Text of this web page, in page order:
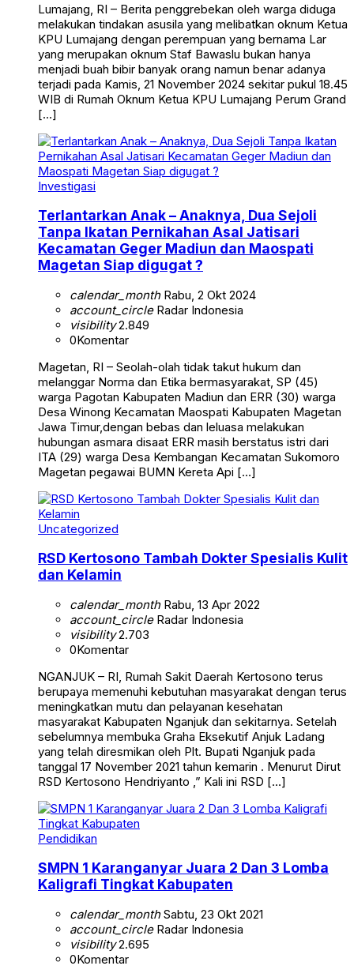
Lumajang, RI – Berita penggrebekan oleh warga diduga
melakukan tindakan asusila yang melibatkan oknum Ketua
KPU Lumajang dengan perempuan yang bernama Lar
yang merupakan oknum Staf Bawaslu bukan hanya
menjadi buah bibir banyak orang namun benar adanya
terjadi pada Kamis, 21 November 2024 sekitar pukul 18.45
WIB di Rumah Oknum Ketua KPU Lumajang Perum Grand
[…]
Investigasi
Terlantarkan Anak – Anaknya, Dua Sejoli
Tanpa Ikatan Pernikahan Asal Jatisari
Kecamatan Geger Madiun dan Maospati
Magetan Siap digugat ?
calendar_monthRabu, 2 Okt 2024
account_circleRadar Indonesia
visibility2.849
0Komentar
Magetan, RI – Seolah-olah tidak takut hukum dan
melanggar Norma dan Etika bermasyarakat, SP (45)
warga Pagotan Kabupaten Madiun dan ERR (30) warga
Desa Winong Kecamatan Maospati Kabupaten Magetan
Jawa Timur,dengan bebas dan leluasa melakukan
hubungan asmara disaat ERR masih berstatus istri dari
ITA (29) warga Desa Kembangan Kecamatan Sukomoro
Magetan pegawai BUMN Kereta Api […]
Uncategorized
RSD Kertosono Tambah Dokter Spesialis Kulit
dan Kelamin
calendar_monthRabu, 13 Apr 2022
account_circleRadar Indonesia
visibility2.703
0Komentar
NGANJUK – RI, Rumah Sakit Daerah Kertosono terus
berupaya memenuhi kebutuhan masyarakat dengan terus
meningkatkan mutu dan pelayanan kesehatan
masyarakat Kabupaten Nganjuk dan sekitarnya. Setelah
sebelumnya membuka Graha Eksekutif Anjuk Ladang
yang telah diresmikan oleh Plt. Bupati Nganjuk pada
tanggal 17 November 2021 tahun kemarin . Menurut Dirut
RSD Kertosono Hendriyanto ,” Kali ini RSD […]
Pendidikan
SMPN 1 Karanganyar Juara 2 Dan 3 Lomba
Kaligrafi Tingkat Kabupaten
calendar_monthSabtu, 23 Okt 2021
account_circleRadar Indonesia
visibility2.695
0Komentar